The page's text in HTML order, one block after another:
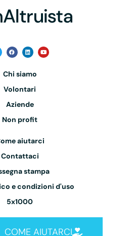
Chi siamo
Volontari
Aziende
Non profit
aiutarci
Contattaci
stampa
e condizioni d'uso
5x1000
COME AIUTARCI